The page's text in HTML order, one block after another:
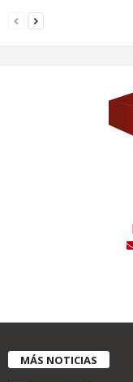
MÁS NOTICIAS